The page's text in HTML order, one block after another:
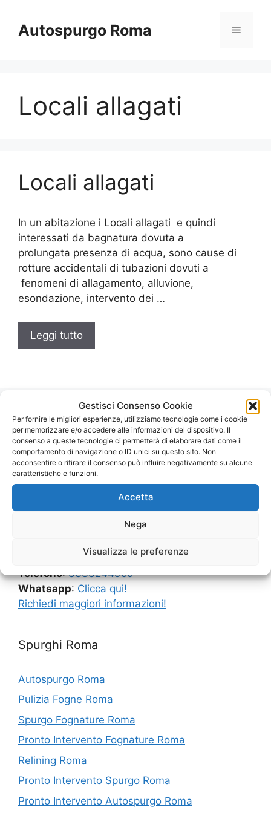
Gestisci Consenso Cookie
Per fornire le migliori esperienze, utilizziamo tecnologie come i cookie
per memorizzare e/o accedere alle informazioni del dispositivo. Il
consenso a queste tecnologie ci permetterà di elaborare dati come il
comportamento di navigazione o ID unici su questo sito. Non
acconsentire o ritirare il consenso può influire negativamente su alcune
caratteristiche e funzioni.
Accetta
Nega
Visualizza le preferenze
contenuto
Autospurgo Roma Menu
Locali allagati
Locali allagati
In un abitazione i Locali allagati e quindi
interessati da bagnatura dovuta a
prolungata presenza di acqua, sono cause di
rotture accidentali di tubazioni dovuti a
fenomeni di allagamento, alluvione,
esondazione, intervento dei …
Leggi tutto
Autospurgo Roma
⭐ è un servizio di Spurgo 24 ore su 24 per
notturni. Spurghi Roma chiamaci subito!
Telefono:3333244959
Whatsapp: Clicca qui!
Richiedi maggiori informazioni!
Spurghi Roma
Autospurgo Roma
Pulizia Fogne Roma
Spurgo Fognature Roma
Pronto Intervento Fognature Roma
Relining Roma
Pronto Intervento Spurgo Roma
Pronto Intervento Autospurgo Roma